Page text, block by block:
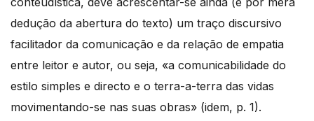
dedução da abertura do texto) um traço discursivo
facilitador da comunicação e da relação de empatia
entre leitor e autor, ou seja, «a comunicabilidade do
estilo simples e directo e o terra-a-terra das vidas
movimentando-se nas suas obras» (idem, p. 1).